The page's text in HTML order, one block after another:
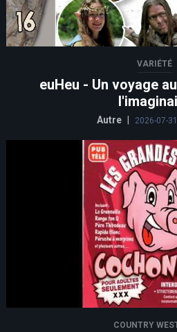
VARIÉTÉ
euHeu - Un voyage
Autre 2026-07-
COUNTRY